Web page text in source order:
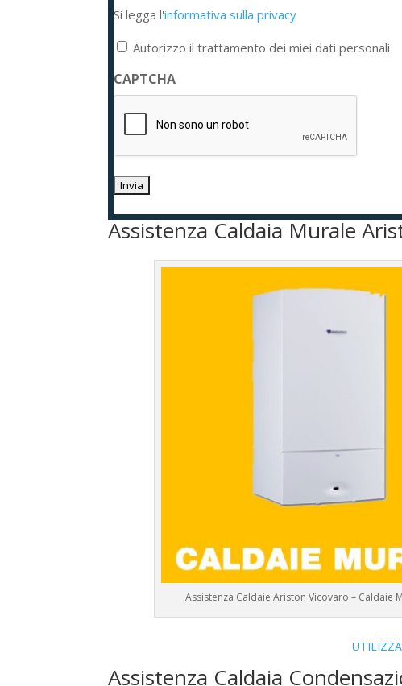
legga
l'informativa
privacy
*
Si legga l'informativa sulla privacy
Autorizzo il trattamento dei miei dati personali
CAPTCHA
Assistenza Caldaia Murale
Assistenza Caldaie Ariston Vicovaro – Caldaie
Assistenza Caldaia